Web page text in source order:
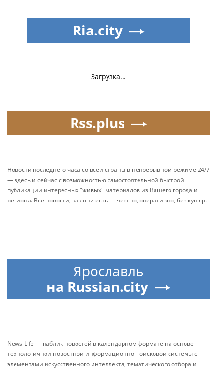
Загрузка...
Ria.city
Rss.plus
Новости последнего часа со всей страны в непрерывном режиме 24/7
— здесь и сейчас с возможностью самостоятельной быстрой
публикации интересных "живых" материалов из Вашего города и
региона. Все новости, как они есть — честно, оперативно, без купюр.
Ярославль
на Russian.city
News-Life — паблик новостей в календарном формате на основе
технологичной новостной информационно-поисковой системы с
элементами искусственного интеллекта, тематического отбора и